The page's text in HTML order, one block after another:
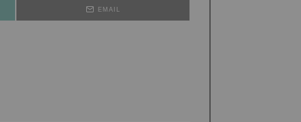
EMAIL